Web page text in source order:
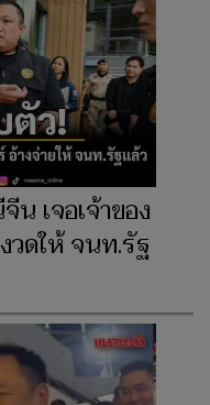
เจอเจ้าของ
วดให้ จนท.รัฐ